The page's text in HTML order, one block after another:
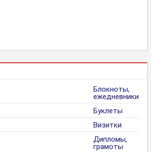
Блокноты,
ежедневники
Буклеты
Визитки
Дипломы,
грамоты